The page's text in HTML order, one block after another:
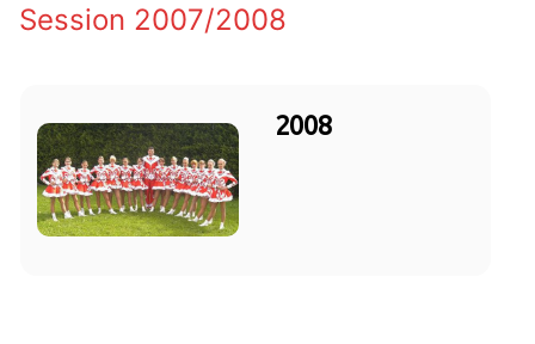
Session 2007/2008
2008